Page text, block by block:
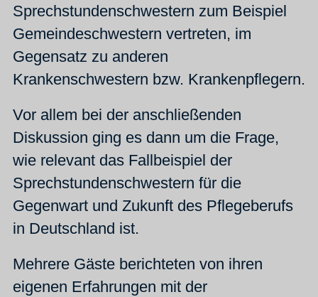
Sprechstundenschwestern zum Beispiel
Gemeindeschwestern vertreten, im
Gegensatz zu anderen
Krankenschwestern bzw. Krankenpflegern.
Vor allem bei der anschließenden
Diskussion ging es dann um die Frage,
wie relevant das Fallbeispiel der
Sprechstundenschwestern für die
Gegenwart und Zukunft des Pflegeberufs
in Deutschland ist.
Mehrere Gäste berichteten von ihren
eigenen Erfahrungen mit der